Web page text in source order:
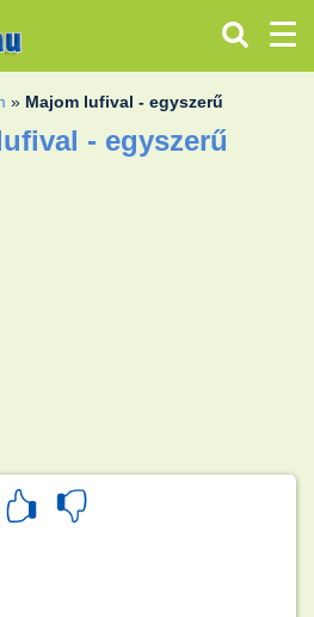
» Majom lufival - egyszerű
- egyszerű